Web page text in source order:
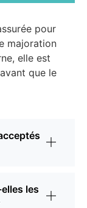
pour
majoration
elle est
que le
les